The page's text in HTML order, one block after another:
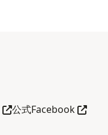
Abra em outra guia
公式FacebookAbra